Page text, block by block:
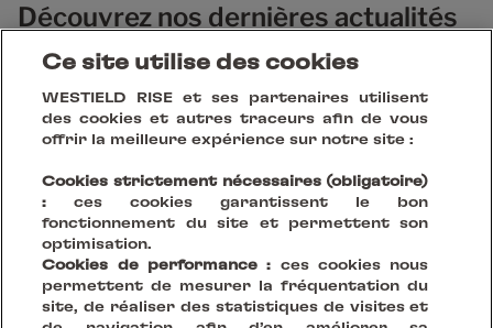
Découvrez nos dernières actualités
et réalisations
Ce site utilise des cookies
WESTIELD RISE et ses partenaires utilisent
des cookies et autres traceurs afin de vous
offrir la meilleure expérience sur notre site :
Cookies strictement nécessaires (obligatoire)
: ces cookies garantissent le bon
fonctionnement du site et permettent son
optimisation.
Cookies de performance : ces cookies nous
permettent de mesurer la fréquentation du
site, de réaliser des statistiques de visites et